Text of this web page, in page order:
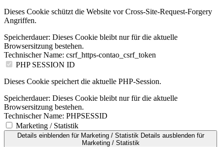
Dieses Cookie schützt die Website vor Cross-Site-Request-Forgery
Angriffen.
Speicherdauer: Dieses Cookie bleibt nur für die aktuelle
Browsersitzung bestehen.
Technischer Name: csrf_https-contao_csrf_token
PHP SESSION ID
Dieses Cookie speichert die aktuelle PHP-Session.
Speicherdauer: Dieses Cookie bleibt nur für die aktuelle
Browsersitzung bestehen.
Technischer Name: PHPSESSID
Marketing / Statistik
Details einblendenfür Marketing / Statistik Details ausblendenfür
Marketing / Statistik